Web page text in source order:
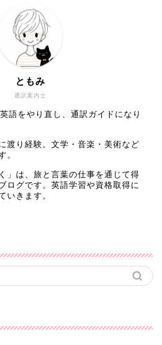
通訳案内士
ともみ
語をやり直し、通訳ガイドになり
渡り経験。文学・音楽・美術など
。
」は、旅と言葉の仕事を通じて得
ログです。英語学習や資格取得に
いきます。